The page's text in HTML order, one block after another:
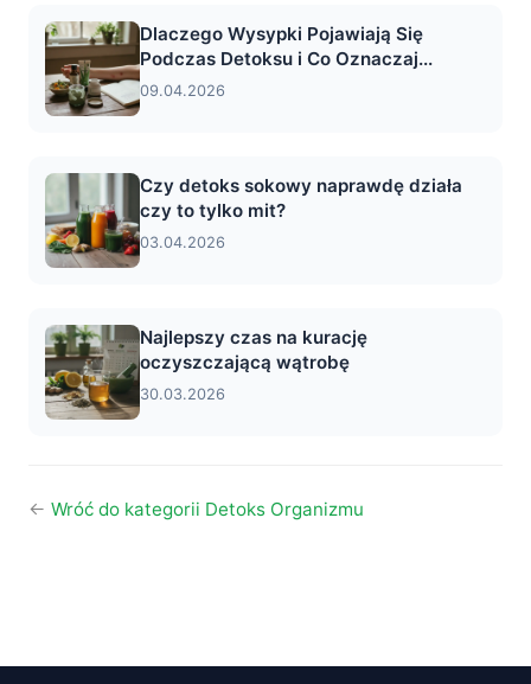
Dlaczego Wysypki Pojawiają Się
Podczas Detoksu i Co Oznaczaj...
09.04.2026
Czy detoks sokowy naprawdę działa
czy to tylko mit?
03.04.2026
Najlepszy czas na kurację
oczyszczającą wątrobę
30.03.2026
← Wróć do kategorii Detoks Organizmu